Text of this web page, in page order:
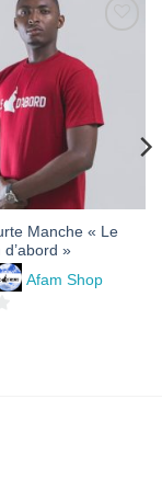
AJOUTER
À MES
FAVORIS
Manche « Le
»
Afam Shop